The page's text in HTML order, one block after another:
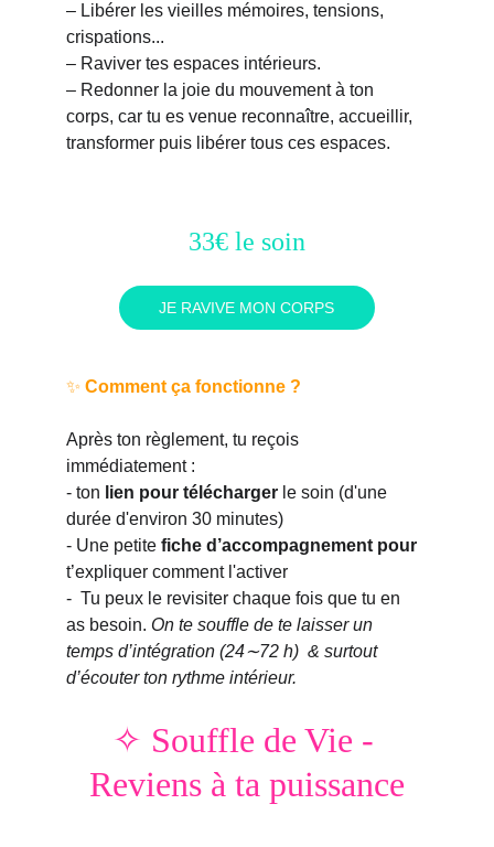
33€ le soin
JE RAVIVE MON CORPS
– Libérer les vieilles mémoires, tensions,
crispations...
– Raviver tes espaces intérieurs.
– Redonner la joie du mouvement à ton
corps, car tu es venue reconnaître, accueillir,
transformer puis libérer tous ces espaces.
✨ Comment ça fonctionne ?
Après ton règlement, tu reçois
immédiatement :
- ton lien pour télécharger le soin (d'une
durée d'environ 30 minutes)
- Une petite fiche d’accompagnement pour
t’expliquer comment l'activer
-  Tu peux le revisiter chaque fois que tu en
as besoin. On te souffle de te laisser un
temps d’intégration (24∼72 h)  & surtout
d’écouter ton rythme intérieur.
✧ Souffle de Vie -
Reviens à ta puissance